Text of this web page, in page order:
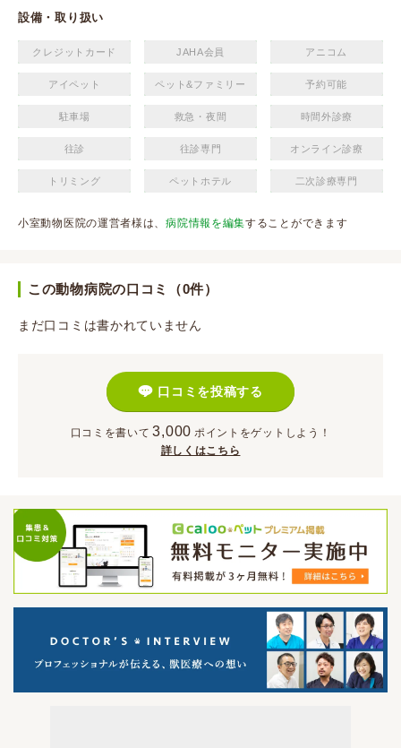
設備・取り扱い
クレジットカード JAHA会員 アニコム
アイペット ペット&ファミリー 予約可能
駐車場 救急・夜間 時間外診療
往診 往診専門 オンライン診療
トリミング ペットホテル 二次診療専門
小室動物医院の運営者様は、病院情報を編集することができます
この動物病院の口コミ（0件）
まだ口コミは書かれていません
口コミを投稿する
口コミを書いて 3,000 ポイント をゲットしよう！
詳しくはこちら